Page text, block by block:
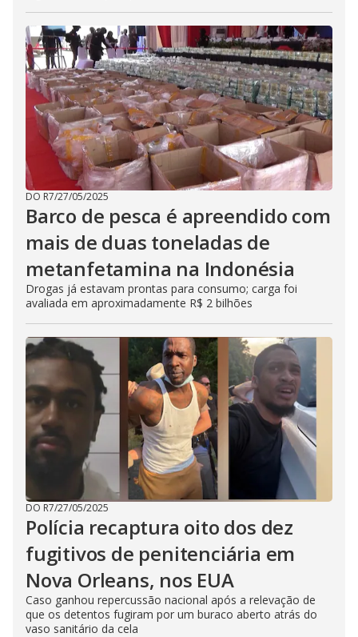
DO R7/27/05/2025
Barco de pesca é apreendido com
mais de duas toneladas de
metanfetamina na Indonésia
Drogas já estavam prontas para consumo; carga foi
avaliada em aproximadamente R$ 2 bilhões
DO R7/27/05/2025
Polícia recaptura oito dos dez
fugitivos de penitenciária em
Nova Orleans, nos EUA
Caso ganhou repercussão nacional após a relevação de
que os detentos fugiram por um buraco aberto atrás do
vaso sanitário da cela